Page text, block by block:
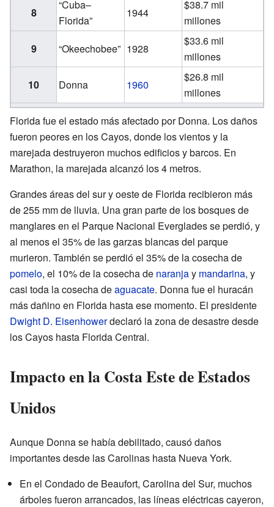
8
“Cuba–
Florida”
1944
$38.7 mil
millones
9
“Okeechobee” 1928
$33.6 mil
millones
10
Donna 1960
$26.8 mil
millones
Florida fue el estado más afectado por Donna. Los daños
fueron peores en los Cayos, donde los vientos y la
marejada destruyeron muchos edificios y barcos. En
Marathon, la marejada alcanzó los 4 metros.
Grandes áreas del sur y oeste de Florida recibieron más
de 255 mm de lluvia. Una gran parte de los bosques de
manglares en el Parque Nacional Everglades se perdió, y
al menos el 35% de las garzas blancas del parque
murieron. También se perdió el 35% de la cosecha de
pomelo, el 10% de la cosecha de naranjay mandarina, y
casi toda la cosecha deaguacate. Donna fue el huracán
más dañino en Florida hasta ese momento. El presidente
Dwight D. Eisenhowerdeclaró la zona de desastre desde
los Cayos hasta Florida Central.
Impacto en la Costa Este de Estados
Unidos
Aunque Donna se había debilitado, causó daños
importantes desde las Carolinas hasta Nueva York.
En el Condado de Beaufort, Carolina del Sur, muchos
árboles fueron arrancados, las líneas eléctricas cayeron,